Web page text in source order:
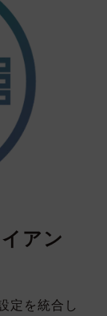
アン
定を統合し